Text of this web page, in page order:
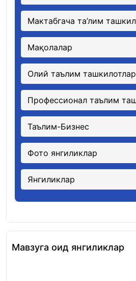
Мактабгача та’лим
Мақолалар
Олий таълим
Профессионал таълим
Таълим-Бизнес
Фото янгиликлар
Янгиликлар
Мавзуга оид янгиликлар